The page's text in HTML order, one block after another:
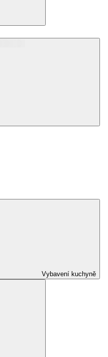
Vybavení kuchyně